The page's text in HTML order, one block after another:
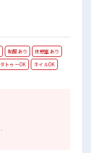
制服あり
休憩室あり
タトゥーOK
ネイルOK